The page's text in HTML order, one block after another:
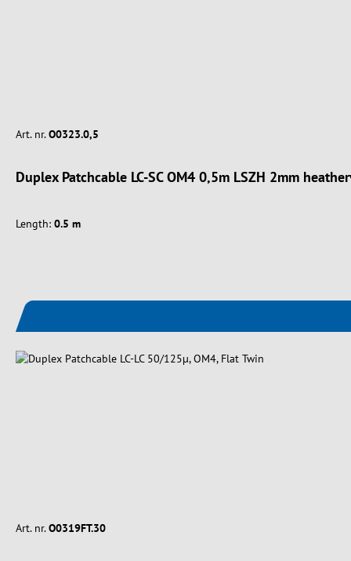
Art. nr. O0323.0,5
Duplex Patchcable LC-SC OM4 0,5m LSZH 2mm
Length: 0.5 m
Art. nr. O0319FT.30